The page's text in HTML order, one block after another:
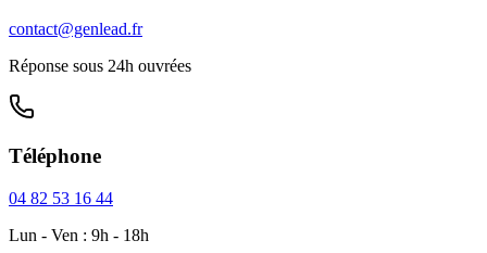
contact@genlead.fr
Réponse sous 24h ouvrées
Téléphone
04 82 53 16 44
Lun - Ven : 9h - 18h